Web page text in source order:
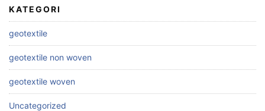
KATEGORI
geotextile
geotextile non woven
geotextile woven
Uncategorized